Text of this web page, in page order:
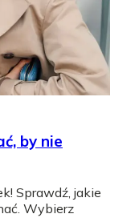
by nie
Sprawdź, jakie
Wybierz